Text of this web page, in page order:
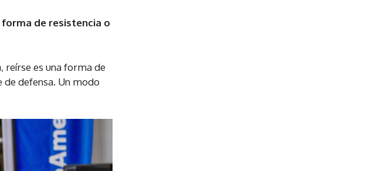
de resistencia o
reírse es una forma de
defensa. Un modo